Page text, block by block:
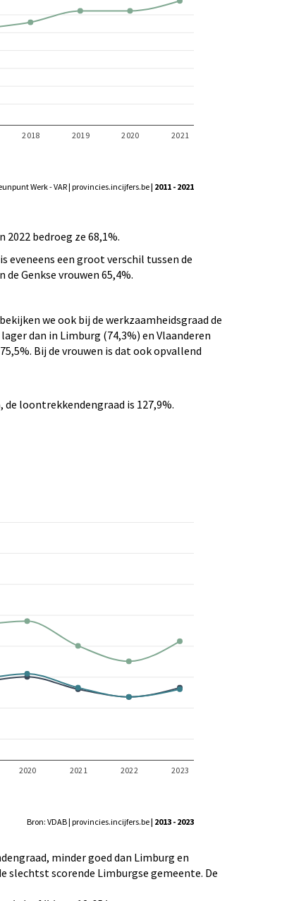
Werk - VAR | provincies.incijfers.be| 2011 - 2021
bedroeg ze 68,1%.
eveneens een groot verschil tussen de
Genkse vrouwen 65,4%.
we ook bij de werkzaamheidsgraad de
dan in Limburg (74,3%) en Vlaanderen
Bij de vrouwen is dat ook opvallend
de loontrekkendengraad is 127,9%.
Bron: VDAB | provincies.incijfers.be| 2013 - 2023
minder goed dan Limburg en
slechtst scorende Limburgse gemeente. De